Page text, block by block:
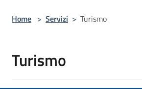
Home > Servizi > Turismo
Turismo